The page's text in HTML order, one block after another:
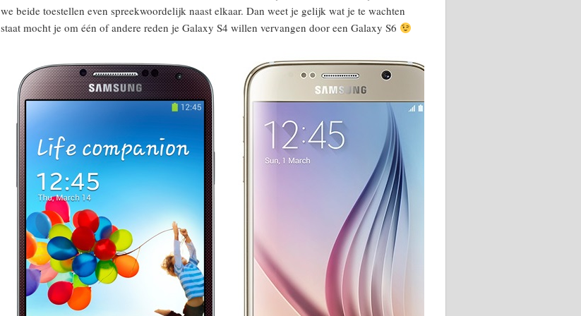
we beide toestellen even spreekwoordelijk naast elkaar. Dan weet je gelijk wat je te wachten
staat mocht je om één of andere reden je Galaxy S4 willen vervangen door een Galaxy S6